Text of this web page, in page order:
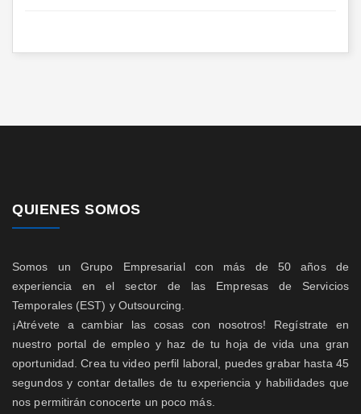
QUIENES SOMOS
Somos un Grupo Empresarial con más de 50 años de
experiencia en el sector de las Empresas de Servicios
Temporales (EST) y Outsourcing.
¡Atrévete a cambiar las cosas con nosotros! Regístrate en
nuestro portal de empleo y haz de tu hoja de vida una gran
oportunidad. Crea tu video perfil laboral, puedes grabar hasta 45
segundos y contar detalles de tu experiencia y habilidades que
nos permitirán conocerte un poco más.